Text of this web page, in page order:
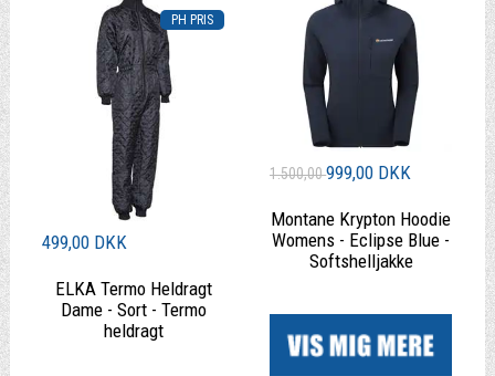
499,00 DKK
ELKA Termo Heldragt
Dame - Sort - Termo
heldragt
1.500,00999,00 DKK
Montane Krypton Hoodie
Womens - Eclipse Blue -
Softshelljakke